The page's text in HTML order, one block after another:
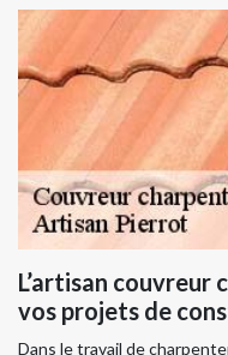
L’artisan couvreur
vos projets de
Dans le travail de